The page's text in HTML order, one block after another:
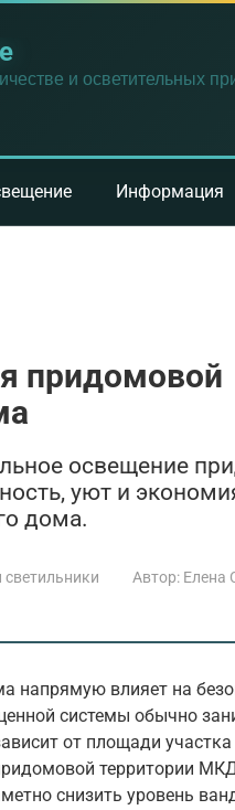
и осветительных
Информация
придомовой
освещение
уют и
дома.
Автор: Елена
напрямую влияет на
системы обычно
от площади
территории
снизить уровень